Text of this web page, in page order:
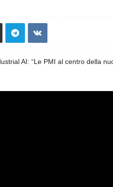
AI: “Le PMI al centro della